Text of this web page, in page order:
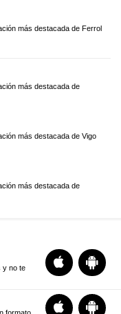
más destacada de Ferrol
más destacada de
más destacada de Vigo
más destacada de
y no te